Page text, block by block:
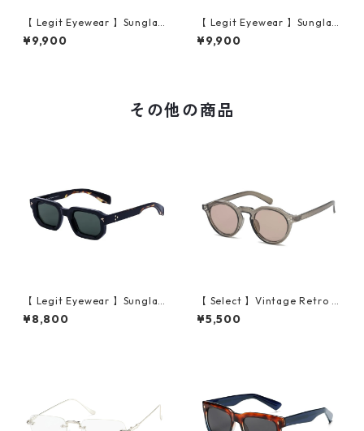
【 Legit Eyewear 】Sunglas
ses Konoe (Clear Grey/Gre
y)
¥9,900
【 Legit Eyewear 】Sunglas
ses Konoe (Black Clear/Gre
y)
¥9,900
その他の商品
【 Legit Eyewear 】Sunglas
ses Shirakawa (Black Demi/
Green)
¥8,800
【 Select 】Vintage Retro C
rown Pant Frame Sunglasse
s (Clear Olive/Brown)
¥5,500